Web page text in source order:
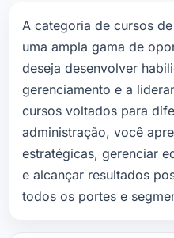
A categoria de cursos
uma ampla gama de
deseja desenvolver
gerenciamento e a
cursos voltados para
administração, você
estratégicas, gerenciar
e alcançar resultados
todos os portes e